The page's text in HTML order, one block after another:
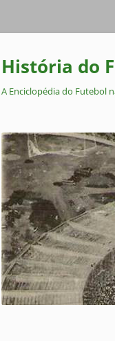
Pular
conteúdo
História do
A Enciclopédia do Futebol